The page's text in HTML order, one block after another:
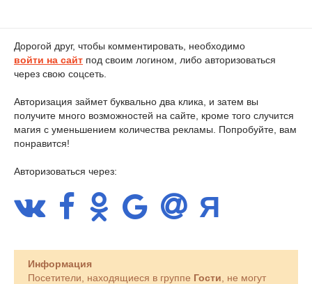
Дорогой друг, чтобы комментировать, необходимо
войти на сайт под своим логином, либо авторизоваться
через свою соцсеть.
Авторизация займет буквально два клика, и затем вы
получите много возможностей на сайте, кроме того случится
магия с уменьшением количества рекламы. Попробуйте, вам
понравится!
Авторизоваться через:
Информация
Посетители, находящиеся в группе Гости , не могут